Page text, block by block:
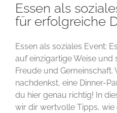
Essen als
für erfolgreiche
Essen als soziales Event:
auf einzigartige Weise
Freude und
nachdenkst, eine Dinner-
du hier genau richtig! In
wir dir wertvolle Tipps, wie